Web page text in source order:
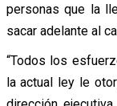
personas que la
sacar adelante al
“Todos los
la actual ley le